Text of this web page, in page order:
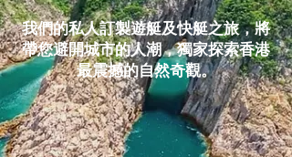
我們的私人訂製遊艇及快艇之旅，將
帶您避開城市的人潮，獨家探索香港
最震撼的自然奇觀。​​